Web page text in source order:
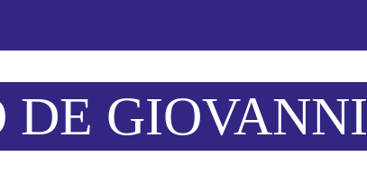
GIOVANNI